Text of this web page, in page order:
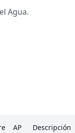
Agua.
AP Descripción